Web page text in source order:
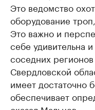
Это ведомство
оборудование
Это важно и
себе удивительна
соседних
Свердловской
имеет достаточно
обеспечивает